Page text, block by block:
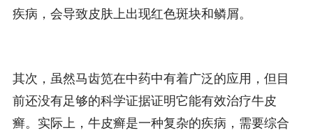
疾病，会导致皮肤上出现红色斑块和鳞屑。
其次，虽然马齿笕在中药中有着广泛的应用，但目
前还没有足够的科学证据证明它能有效治疗牛皮
癣。实际上，牛皮癣是一种复杂的疾病，需要综合